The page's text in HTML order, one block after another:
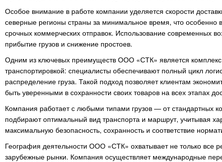
Особое внимание в работе компании уделяется скорости
северные регионы страны за минимальное время, что особенно
срочных коммерческих отправок. Использование современных
прибытие грузов и снижение простоев.
Одним из ключевых преимуществ ООО «СТК» является
транспортировкой: специалисты обеспечивают полный цикл
распределение груза. Такой подход позволяет клиентам
быть уверенными в сохранности своих товаров на всех этапах
Компания работает с любыми типами грузов — от стандартных
подбирают оптимальный вид транспорта и маршрут, учитывая
максимальную безопасность, сохранность и соответствие
География деятельности ООО «СТК» охватывает не только все
зарубежные рынки. Компания осуществляет международные